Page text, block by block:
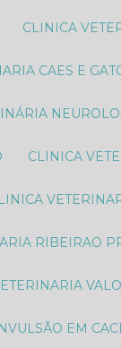
CLINICA
CAES E
CLINICA
CLINICA
RIBEIRAO
EM